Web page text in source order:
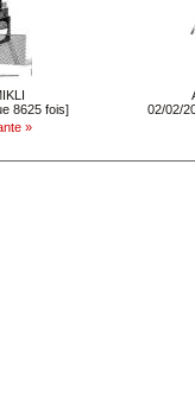
8625 fois]
02/02/
»